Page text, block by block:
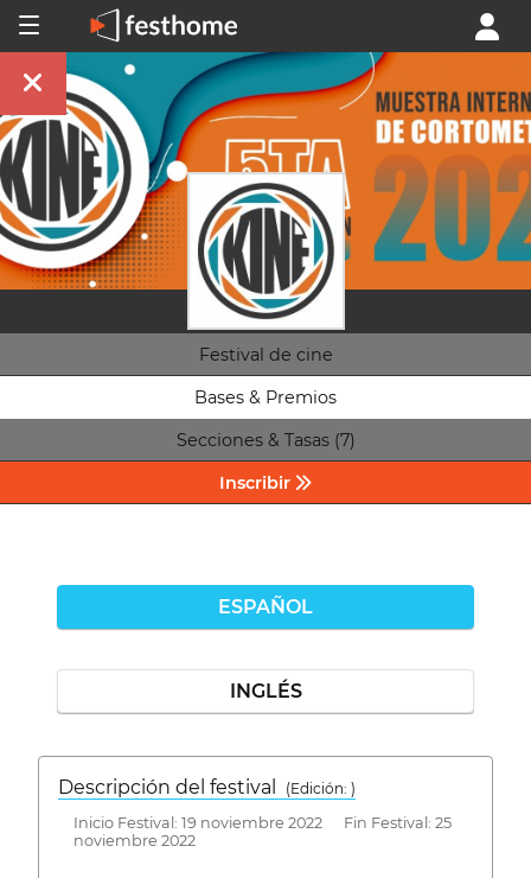
Festival de cine
Bases & Premios
Secciones & Tasas (7)
Inscribir
ESPAÑOL
INGLÉS
Descripción del festival
( Edición: )
Inicio Festival: 19 noviembre 2022 Fin Festival: 25
noviembre 2022